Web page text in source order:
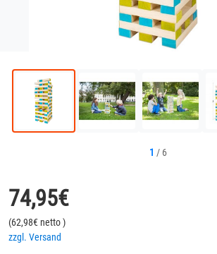
1 / 6
74,95€
(62,98€ netto)
zzgl. Versand